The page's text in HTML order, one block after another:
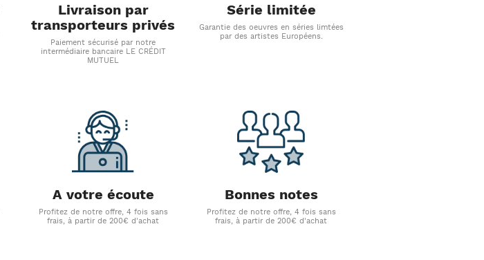
Livraison par
transporteurs privés
Paiement sécurisé par notre
intermédiaire bancaire LE CRÉDIT
MUTUEL
Série limitée
Garantie des oeuvres en séries limtées
par des artistes Européens.
A votre écoute
Profitez de notre offre, 4 fois sans
frais, à partir de 200€ d'achat
Bonnes notes
Profitez de notre offre, 4 fois sans
frais, à partir de 200€ d'achat